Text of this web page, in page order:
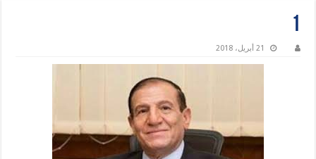
1
21 أبريل، 2018